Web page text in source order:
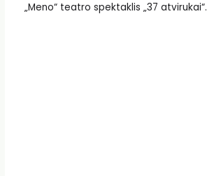
„Meno“ teatro spektaklis „37 atvirukai“.